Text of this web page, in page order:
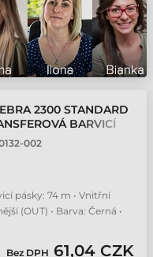
2300 STANDARD
BARVICÍ
002
pásky: 74 m • Vnitřní
(OUT) • Barva: Černá •
Bez DPH 61,04 CZK